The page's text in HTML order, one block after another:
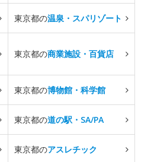
東京都の温泉・スパリゾート
東京都の商業施設・百貨店
東京都の博物館・科学館
東京都の道の駅・SA/PA
東京都のアスレチック